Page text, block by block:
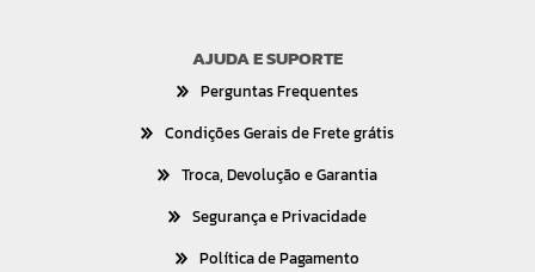
AJUDA E SUPORTE
Perguntas Frequentes
Condições Gerais de Frete grátis
Troca, Devolução e Garantia
Segurança e Privacidade
Política de Pagamento